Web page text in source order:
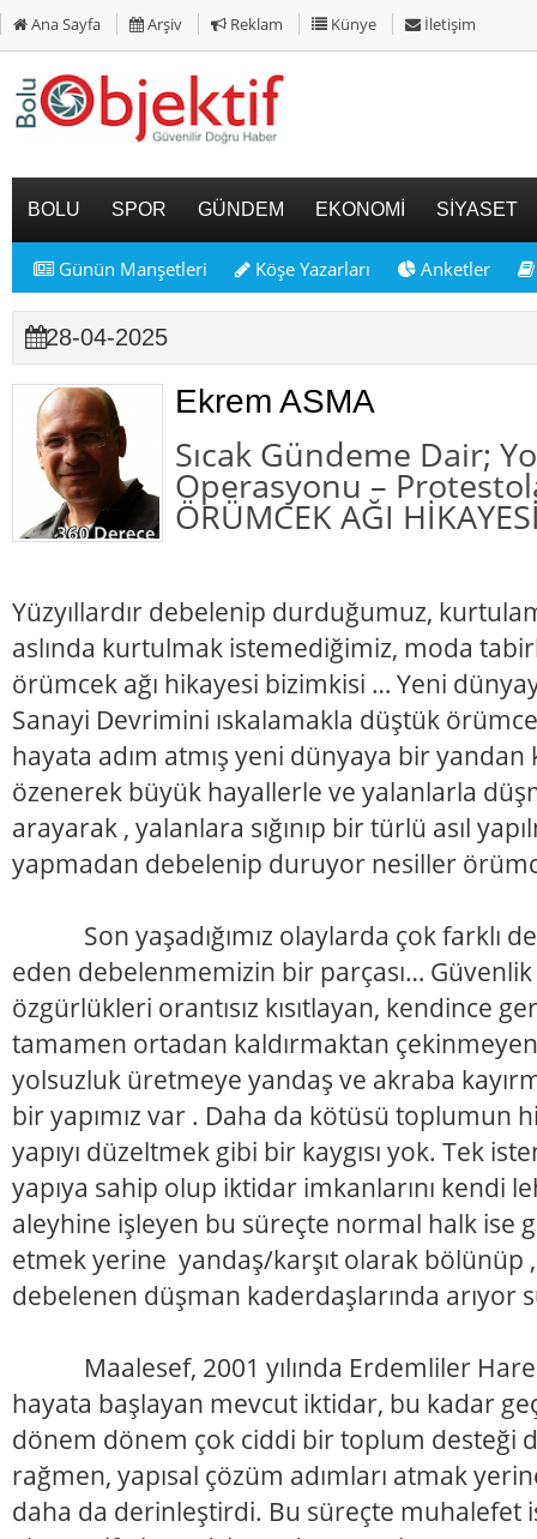
Ana Sayfa Arşiv Reklam Künye İletişim
BOLU SPOR GÜNDEM EKONOMİ SİYASET
Günün Manşetleri Köşe Yazarları Anketler
28-04-2025
Ekrem ASMA
Sıcak Gündeme Dair;
Operasyonu –
ÖRÜMCEK AĞI
Yüzyıllardır debelenip durduğumuz,
aslında kurtulmak istemediğimiz, moda
örümcek ağı hikayesi bizimkisi … Yeni
Sanayi Devrimini ıskalamakla düştük
hayata adım atmış yeni dünyaya bir yandan
özenerek büyük hayallerle ve yalanlarla
arayarak , yalanlara sığınıp bir türlü asıl
yapmadan debelenip duruyor nesiller
Son yaşadığımız olaylarda çok farklı
eden debelenmemizin bir parçası… Güvenlik
özgürlükleri orantısız kısıtlayan, kendince
tamamen ortadan kaldırmaktan
yolsuzluk üretmeye yandaş ve akraba
bir yapımız var . Daha da kötüsü toplumun
yapıyı düzeltmek gibi bir kaygısı yok. Tek
yapıya sahip olup iktidar imkanlarını kendi
aleyhine işleyen bu süreçte normal halk ise
etmek yerine yandaş/karşıt olarak bölünüp
debelenen düşman kaderdaşlarında arıyor
Maalesef, 2001 yılında Erdemliler
hayata başlayan mevcut iktidar, bu kadar
dönem dönem çok ciddi bir toplum desteği
rağmen, yapısal çözüm adımları atmak
daha da derinleştirdi. Bu süreçte muhalefet